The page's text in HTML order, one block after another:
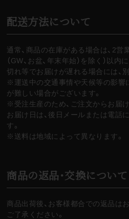
配送方法について
通常、商品の在庫がある場合は、2営
（GW、お盆、年末年始）を除く）以
切れ等でお届けが遅れる場合には、
※運送中の交通事情や天候等の影響
が難しい場合がございます。
※受注生産のため、ご注文からお届
お届け日は、後日メールまたは電話
す。
※送料は地域によって異なります。
商品の返品・交換について
商品出荷後、お客様都合での返品は
ご了承ください。